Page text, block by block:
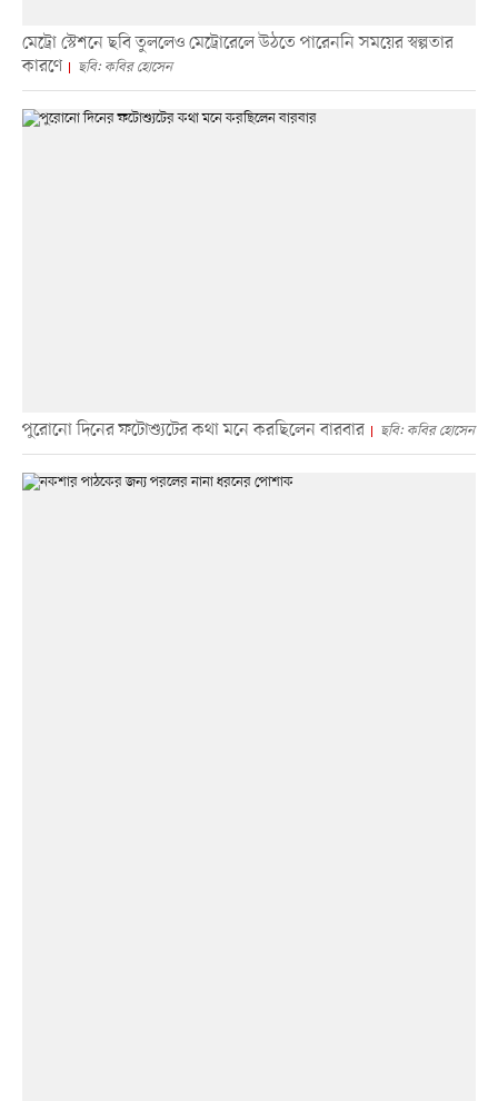
মেট্রো স্টেশনে ছবি তুললেও মেট্রোরেলে উঠতে পারেননি সময়ের স্বল্পতার
কারণে
ছবি: কবির হোসেন
পুরোনো দিনের ফটোশ্যুটের কথা মনে করছিলেন বারবার ছবি: কবির হোসেন